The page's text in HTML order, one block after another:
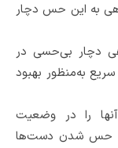
به این حس دچار
دچار بی‌حسی در
به‌منظور بهبود
را در وضعیت
بی حس شدن دست‌ها